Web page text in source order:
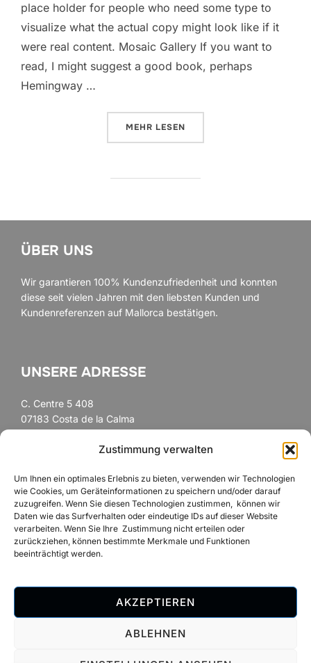
Zustimmung verwalten
Um Ihnen ein optimales Erlebnis zu bieten, verwenden wir Technologien
wie Cookies, um Geräteinformationen zu speichern und/oder darauf
zuzugreifen. Wenn Sie diesen Technologien zustimmen, können wir
Daten wie das Surfverhalten oder eindeutige IDs auf dieser Website
verarbeiten. Wenn Sie Ihre Zustimmung nicht erteilen oder
zurückziehen, können bestimmte Merkmale und Funktionen
beeinträchtigt werden.
AKZEPTIEREN
ABLEHNEN
place holder for people who need some type to
visualize what the actual copy might look like if it
were real content. Mosaic Gallery If you want to
read, I might suggest a good book, perhaps
Hemingway …
MEHR ÜBER „POST WITH GALLERY“
LESEN
ÜBER UNS
Wir garantieren 100% Kundenzufriedenheit und konnten
diese seit vielen Jahren mit den liebsten Kunden und
Kundenreferenzen auf Mallorca bestätigen.
UNSERE ADRESSE
C. Centre 5 408
07183 Costa de la Calma
FOLLOW US